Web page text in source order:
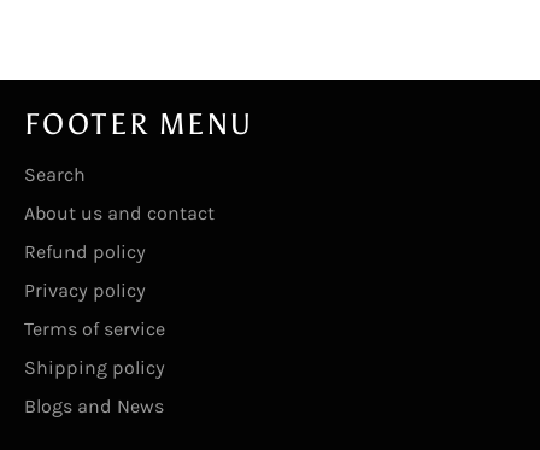
FOOTER MENU
Search
About us and contact
Refund policy
Privacy policy
Terms of service
Shipping policy
Blogs and News